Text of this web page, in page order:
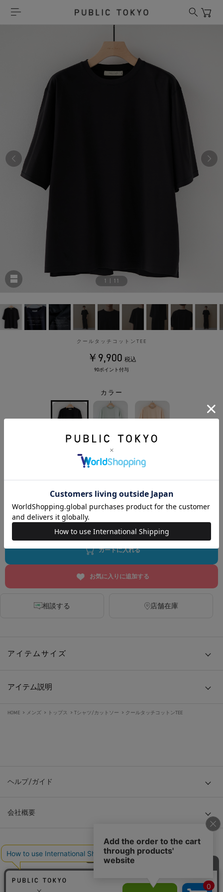
1 | 11
クールタッチコットンTEE
￥9,900 税込
90ポイント付与
カラー
MINT
BLUE
カートに入れる
お気に入りに追加する
相談する 店舗在庫
アイテムサイズ
アイテム説明
HOME > メンズ > トップス > Tシャツ/カットソー > クールタッチコットンTEE
ヘルプ/ガイド
会社概要